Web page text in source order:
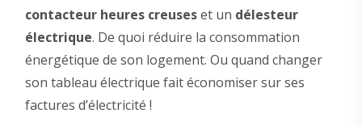
contacteur heures creuseset un délesteur
électrique. De quoi réduire la consommation
énergétique de son logement. Ou quand changer
son tableau électrique fait économiser sur ses
factures d’électricité !